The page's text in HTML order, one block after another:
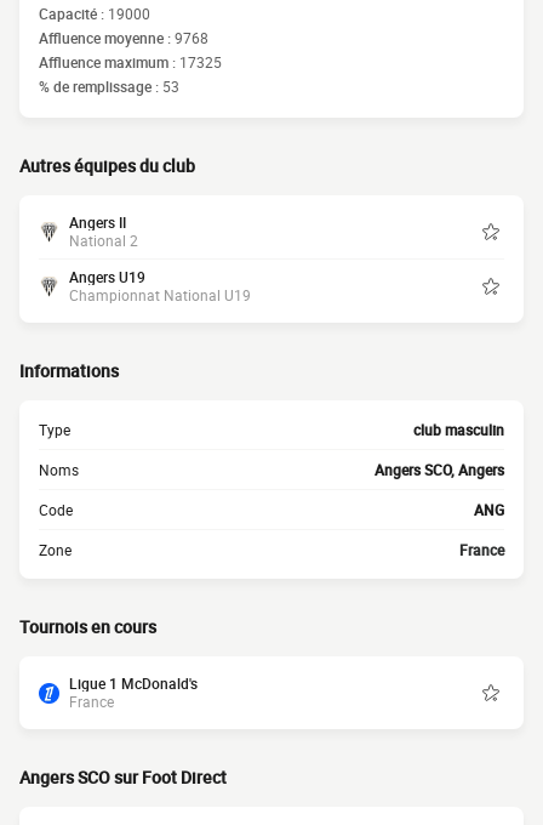
Capacité : 19000
Affluence moyenne :9768
Affluence maximum : 17325
% de remplissage : 53
Autres équipes du club
Angers II
National 2
Angers U19
Championnat National U19
Informations
Type club masculin
Noms Angers SCO, Angers
Code ANG
Zone France
Tournois en cours
Ligue 1 McDonald's
France
Angers SCO sur Foot Direct